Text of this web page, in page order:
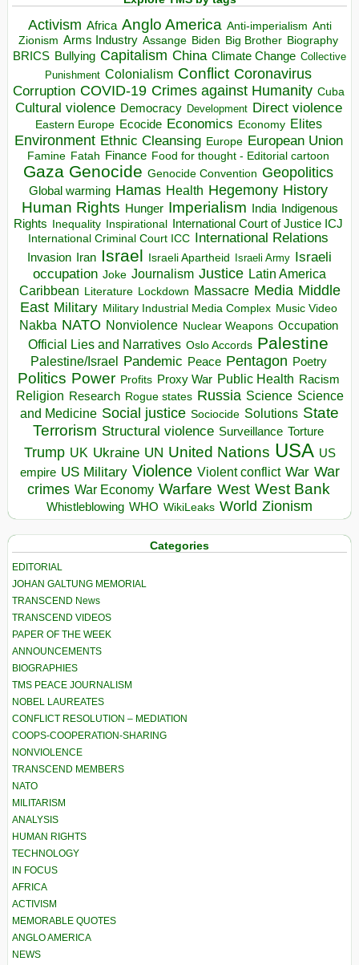
Activism Africa Anglo America Anti-imperialism Anti
Zionism Arms Industry Assange Biden Big Brother Biography
BRICS Bullying Capitalism China Climate Change Collective
Punishment Colonialism Conflict Coronavirus
Corruption COVID-19 Crimes against Humanity Cuba
Cultural violence Democracy Development Direct violence
Eastern Europe Ecocide Economics Economy Elites
Environment Ethnic Cleansing Europe European Union
Famine Fatah Finance Food for thought - Editorial cartoon
Gaza Genocide Genocide Convention Geopolitics
Global warming Hamas Health Hegemony History
Human Rights Hunger Imperialism India Indigenous
Rights Inequality Inspirational
International Court of Justice ICJ
International Criminal Court ICC International Relations
Invasion Iran Israel Israeli Apartheid Israeli Army Israeli
occupation Joke Journalism Justice Latin America
Caribbean Literature Lockdown Massacre Media Middle
East Military Military Industrial Media Complex Music Video
Nakba NATO Nonviolence Nuclear Weapons Occupation
Official Lies and Narratives Oslo Accords Palestine
Palestine/Israel Pandemic Peace Pentagon Poetry
Politics Power Profits Proxy War Public Health Racism
Religion Research Rogue states Russia Science Science
and Medicine Social justice Sociocide Solutions State
Terrorism Structural violence Surveillance Torture
Trump UK Ukraine UN United Nations USA US
empire US Military Violence Violent conflict War War
crimes War Economy Warfare West West Bank
Whistleblowing WHO WikiLeaks World Zionism
Categories
EDITORIAL
JOHAN GALTUNG MEMORIAL
TRANSCEND News
TRANSCEND VIDEOS
PAPER OF THE WEEK
ANNOUNCEMENTS
BIOGRAPHIES
TMS PEACE JOURNALISM
NOBEL LAUREATES
CONFLICT RESOLUTION – MEDIATION
COOPS-COOPERATION-SHARING
NONVIOLENCE
TRANSCEND MEMBERS
NATO
MILITARISM
ANALYSIS
HUMAN RIGHTS
TECHNOLOGY
IN FOCUS
AFRICA
ACTIVISM
MEMORABLE QUOTES
ANGLO AMERICA
NEWS